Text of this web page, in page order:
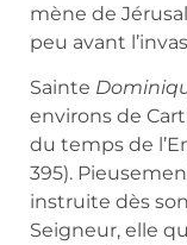
mène de
peu avant
Sainte
environs de
du temps de
395).
instruite dès
Seigneur, elle